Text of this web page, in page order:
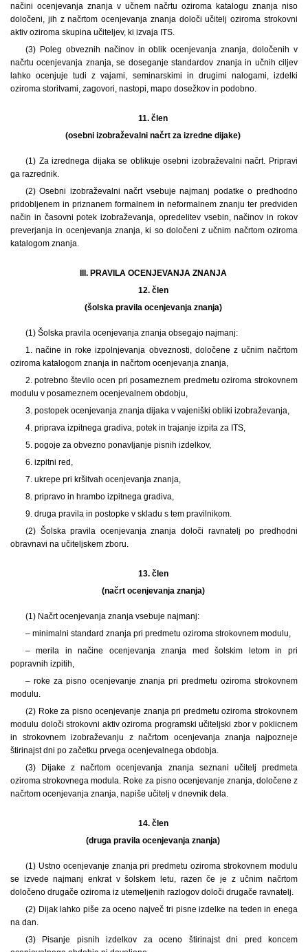
načini ocenjevanja znanja v učnem načrtu oziroma katalogu znanja niso
določeni, jih z načrtom ocenjevanja znanja določi učitelj oziroma strokovni
aktiv oziroma skupina učiteljev, ki izvaja ITS.
(3) Poleg obveznih načinov in oblik ocenjevanja znanja, določenih v
načrtu ocenjevanja znanja, se doseganje standardov znanja in učnih ciljev
lahko ocenjuje tudi z vajami, seminarskimi in drugimi nalogami, izdelki
oziroma storitvami, zagovori, nastopi, mapo dosežkov in podobno.
11. člen
(osebni izobraževalni načrt za izredne dijake)
(1) Za izrednega dijaka se oblikuje osebni izobraževalni načrt. Pripravi
ga razrednik.
(2) Osebni izobraževalni načrt vsebuje najmanj podatke o predhodno
pridobljenem in priznanem formalnem in neformalnem znanju ter predviden
način in časovni potek izobraževanja, opredelitev vsebin, načinov in rokov
preverjanja in ocenjevanja znanja, ki so določeni z učnim načrtom oziroma
katalogom znanja.
III. PRAVILA OCENJEVANJA ZNANJA
12. člen
(šolska pravila ocenjevanja znanja)
(1) Šolska pravila ocenjevanja znanja obsegajo najmanj:
1. načine in roke izpolnjevanja obveznosti, določene z učnim načrtom
oziroma katalogom znanja in načrtom ocenjevanja znanja,
2. potrebno število ocen pri posameznem predmetu oziroma strokovnem
modulu v posameznem ocenjevalnem obdobju,
3. postopek ocenjevanja znanja dijaka v vajeniški obliki izobraževanja,
4. priprava izpitnega gradiva, potek in trajanje izpita za ITS,
5. pogoje za obvezno ponavljanje pisnih izdelkov,
6. izpitni red,
7. ukrepe pri kršitvah ocenjevanja znanja,
8. pripravo in hrambo izpitnega gradiva,
9. druga pravila in postopke v skladu s tem pravilnikom.
(2) Šolska pravila ocenjevanja znanja določi ravnatelj po predhodni
obravnavi na učiteljskem zboru.
13. člen
(načrt ocenjevanja znanja)
(1) Načrt ocenjevanja znanja vsebuje najmanj:
– minimalni standard znanja pri predmetu oziroma strokovnem modulu,
– merila in načine ocenjevanja znanja med šolskim letom in pri
popravnih izpitih,
– roke za pisno ocenjevanje znanja pri predmetu oziroma strokovnem
modulu.
(2) Roke za pisno ocenjevanje znanja pri predmetu oziroma strokovnem
modulu določi strokovni aktiv oziroma programski učiteljski zbor v poklicnem
in strokovnem izobraževanju z načrtom ocenjevanja znanja najpozneje
štirinajst dni po začetku prvega ocenjevalnega obdobja.
(3) Dijake z načrtom ocenjevanja znanja seznani učitelj predmeta
oziroma strokovnega modula. Roke za pisno ocenjevanje znanja, določene z
načrtom ocenjevanja znanja, napiše učitelj v dnevnik dela.
14. člen
(druga pravila ocenjevanja znanja)
(1) Ustno ocenjevanje znanja pri predmetu oziroma strokovnem modulu
se izvede najmanj enkrat v šolskem letu, razen če je z učnim načrtom
določeno drugače oziroma iz utemeljenih razlogov določi drugače ravnatelj.
(2) Dijak lahko piše za oceno največ tri pisne izdelke na teden in enega
na dan.
(3) Pisanje pisnih izdelkov za oceno štirinajst dni pred koncem